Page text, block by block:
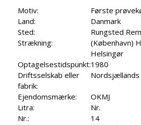
Motiv:
Første
Land:
Danmark
Sted:
Rungsted
Strækning:
(København)
Helsingør
Optagelsestidspunkt:1980
Driftsselskab eller
fabrik:
Ejendomsmærke:
OKMJ
Litra:
Nr.
Nr.:
14